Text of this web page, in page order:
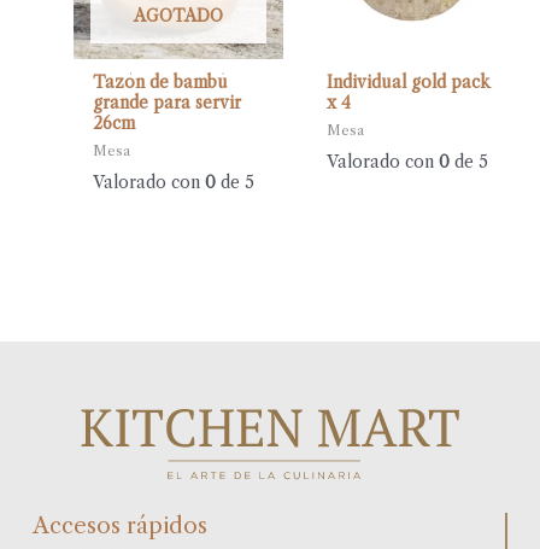
AGOTADO
Tazón de bambú
grande para servir
26cm
Mesa
Valorado con0 de 5
Individual gold pack
x 4
Mesa
Valorado con 0de 5
Accesos rápidos